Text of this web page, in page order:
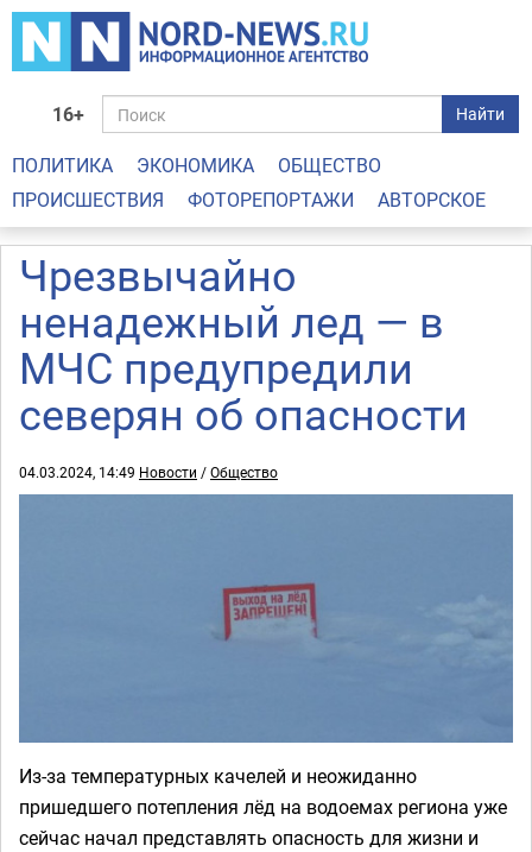
16+ Найти
ПОЛИТИКА ЭКОНОМИКА
ОБЩЕСТВО
ПРОИСШЕСТВИЯ
ФОТОРЕПОРТАЖИ АВТОРСКОЕ
Чрезвычайно
ненадежный лед — в
МЧС предупредили
северян об опасности
04.03.2024, 14:49 Новости /Общество
Из-за температурных качелей и неожиданно
пришедшего потепления лёд на водоемах региона уже
сейчас начал представлять опасность для жизни и